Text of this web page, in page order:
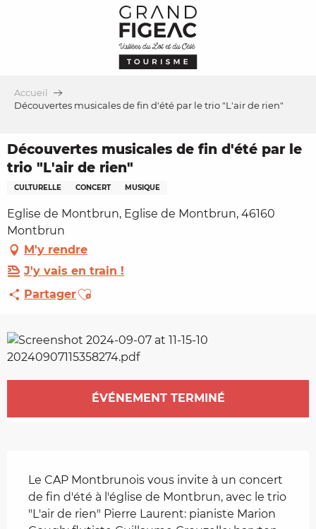
Accueil
Découvertes musicales de fin d'été par le trio "L'air de rien"
Découvertes musicales de fin d'été par le
trio "L'air de rien"
CULTURELLE CONCERT MUSIQUE
Eglise de Montbrun, Eglise de Montbrun, 46160
Montbrun
M'y rendre
J'y vais en train !
PartagerAjouter aux favoris
Ouverture et coordonnées
ÉVÉNEMENT TERMINÉ
Le CAP Montbrunois vous invite à un concert
de fin d'été à l'église de Montbrun, avec le trio
"L'air de rien" Pierre Laurent: pianiste Marion